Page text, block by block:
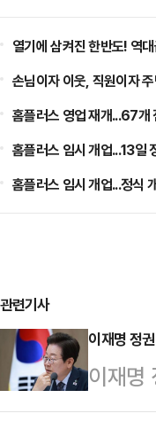
열기에 삼켜진 한반도! 역
손님이자 이웃, 직원이자
홈플러스 영업 재개...67개
홈플러스 임시 개업...13일
홈플러스 임시 개업...정식
관련기사
이재명 정
이재명
분명해